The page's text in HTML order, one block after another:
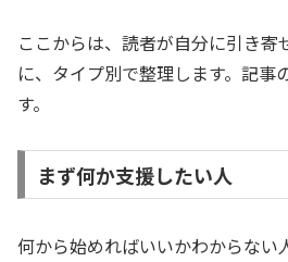
ここからは、読者が自分に引き寄
に、タイプ別で整理します。記事
す。
まず何か支援したい人
何から始めればいいかわからない